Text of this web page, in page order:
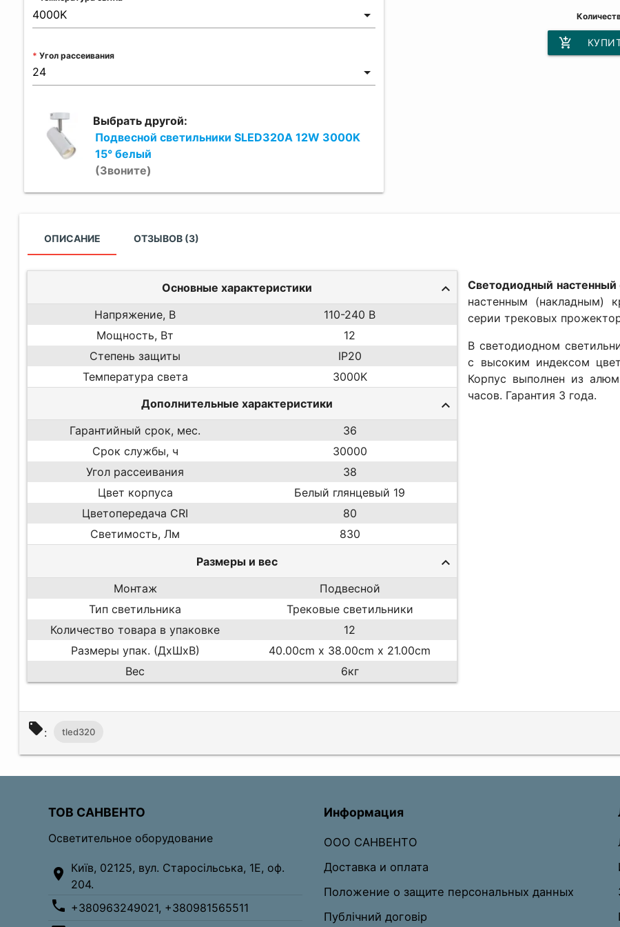
Угол рассеивания
Выбрать другой:
Подвесной светильники SLED320A 12W 3000K
15° белый
(Звоните)
add_shopping_cart
ОПИСАНИЕ ОТЗЫВОВ (3)
Основные характеристики
Напряжение, В
110-240 В
Мощность, Вт
12
Степень защиты
IP20
Температура света
3000K
Дополнительные характеристики
Гарантийный срок, мес.
36
Срок службы, ч
30000
Угол рассеивания
38
Цвет корпуса
Белый глянцевый 19
Цветопередача CRI
80
Светимость, Лм
830
Размеры и вес
Монтаж
Подвесной
Тип светильника
Трековые светильники
Количество товара в упаковке
12
Размеры упак. (ДхШхВ)
40.00cm x 38.00cm x 21.00cm
Вес
6кг
Светодиодный настенный
настенным (накладным)
серии трековых
В светодиодном
с высоким индексом
Корпус выполнен из
часов. Гарантия 3 года.
local_offer: tled320
ТОВ САНВЕНТО
Осветительное оборудование
location_on Київ, 02125, вул. Старосільська, 1Е, оф.
204.
phone +380963249021, +380981565511
Информация
ООО САНВЕНТО
Доставка и оплата
Положение о защите персональных данных
Публічний договір